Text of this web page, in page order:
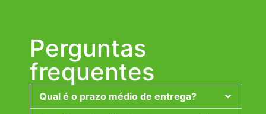
Perguntas
frequentes
Qual é o prazo médio de entrega?